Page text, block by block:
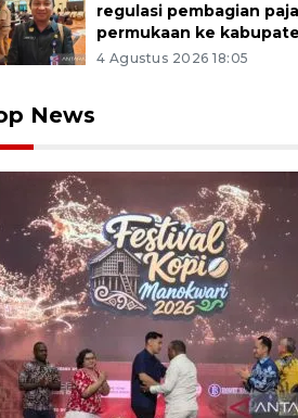
regulasi pembagian
permukaan ke
4 Agustus 2026 18:05
News